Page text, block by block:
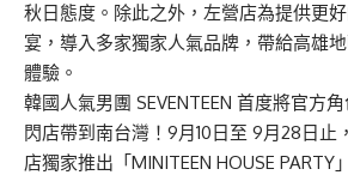
秋日態度。 除此之外， 左營店為提供更
宴，導入多家獨家人氣品牌，帶給高雄
體驗。
韓國人氣男團 SEVENTEEN 首度將官方角
閃店帶到南台灣！ 9月10 日 至 9月28 日止
店獨家推出「 MINITEEN HOUSE PARTY